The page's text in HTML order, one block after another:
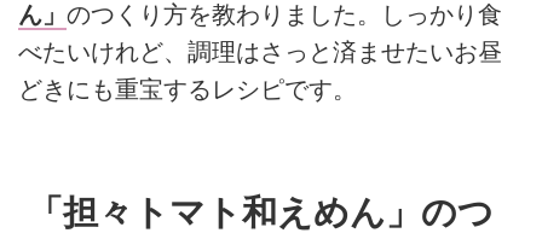
ん」 のつくり方を教わりました。しっかり食
べたいけれど、調理はさっと済ませたいお昼
どきにも重宝するレシピです。
「担々トマト和えめん」のつ